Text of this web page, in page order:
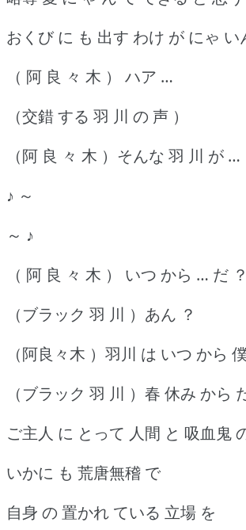
おくび に も 出す わけ が にゃ い
（ 阿 良 々 木 ） ハア …
（交錯 する 羽 川 の 声 ）
（阿 良 々 木 ）そんな 羽 川 が …
♪ ～
～ ♪
（ 阿 良 々 木 ） いつ から … だ ？
（ブラック 羽 川 ）あん ？
（阿良々木 ）羽川 は いつ から
（ブラック 羽 川 ）春 休み から
ご主人 に とって 人間 と 吸血鬼
いかに も 荒唐無稽 で
自身 の 置かれ ている 立場 を